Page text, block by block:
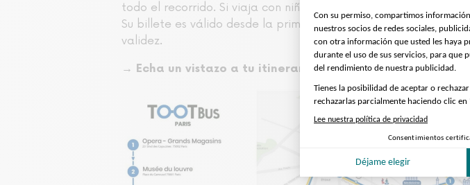
todo el recorrido. Si viaja con niños, los comentarios
Su billete es válido desde la primera vez que lo utilice y para
validez.
→ Echa un vistazo a tu itinerario Tootbus !